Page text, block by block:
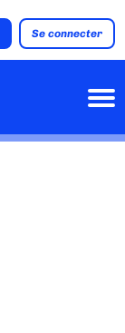
Se connecter